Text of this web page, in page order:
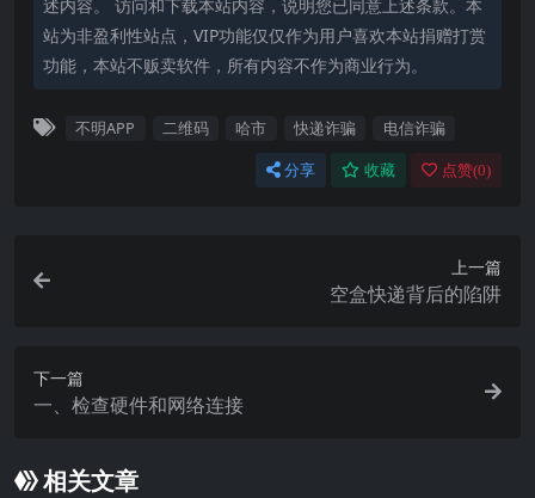
述内容。 访问和下载本站内容，说明您已同意上述条款。本
站为非盈利性站点，VIP功能仅仅作为用户喜欢本站捐赠打赏
功能，本站不贩卖软件，所有内容不作为商业行为。
不明APP 二维码 哈市 快递诈骗 电信诈骗
分享 收藏 点赞(0)
上一篇
空盒快递背后的陷阱
下一篇
一、检查硬件和网络连接
相关文章